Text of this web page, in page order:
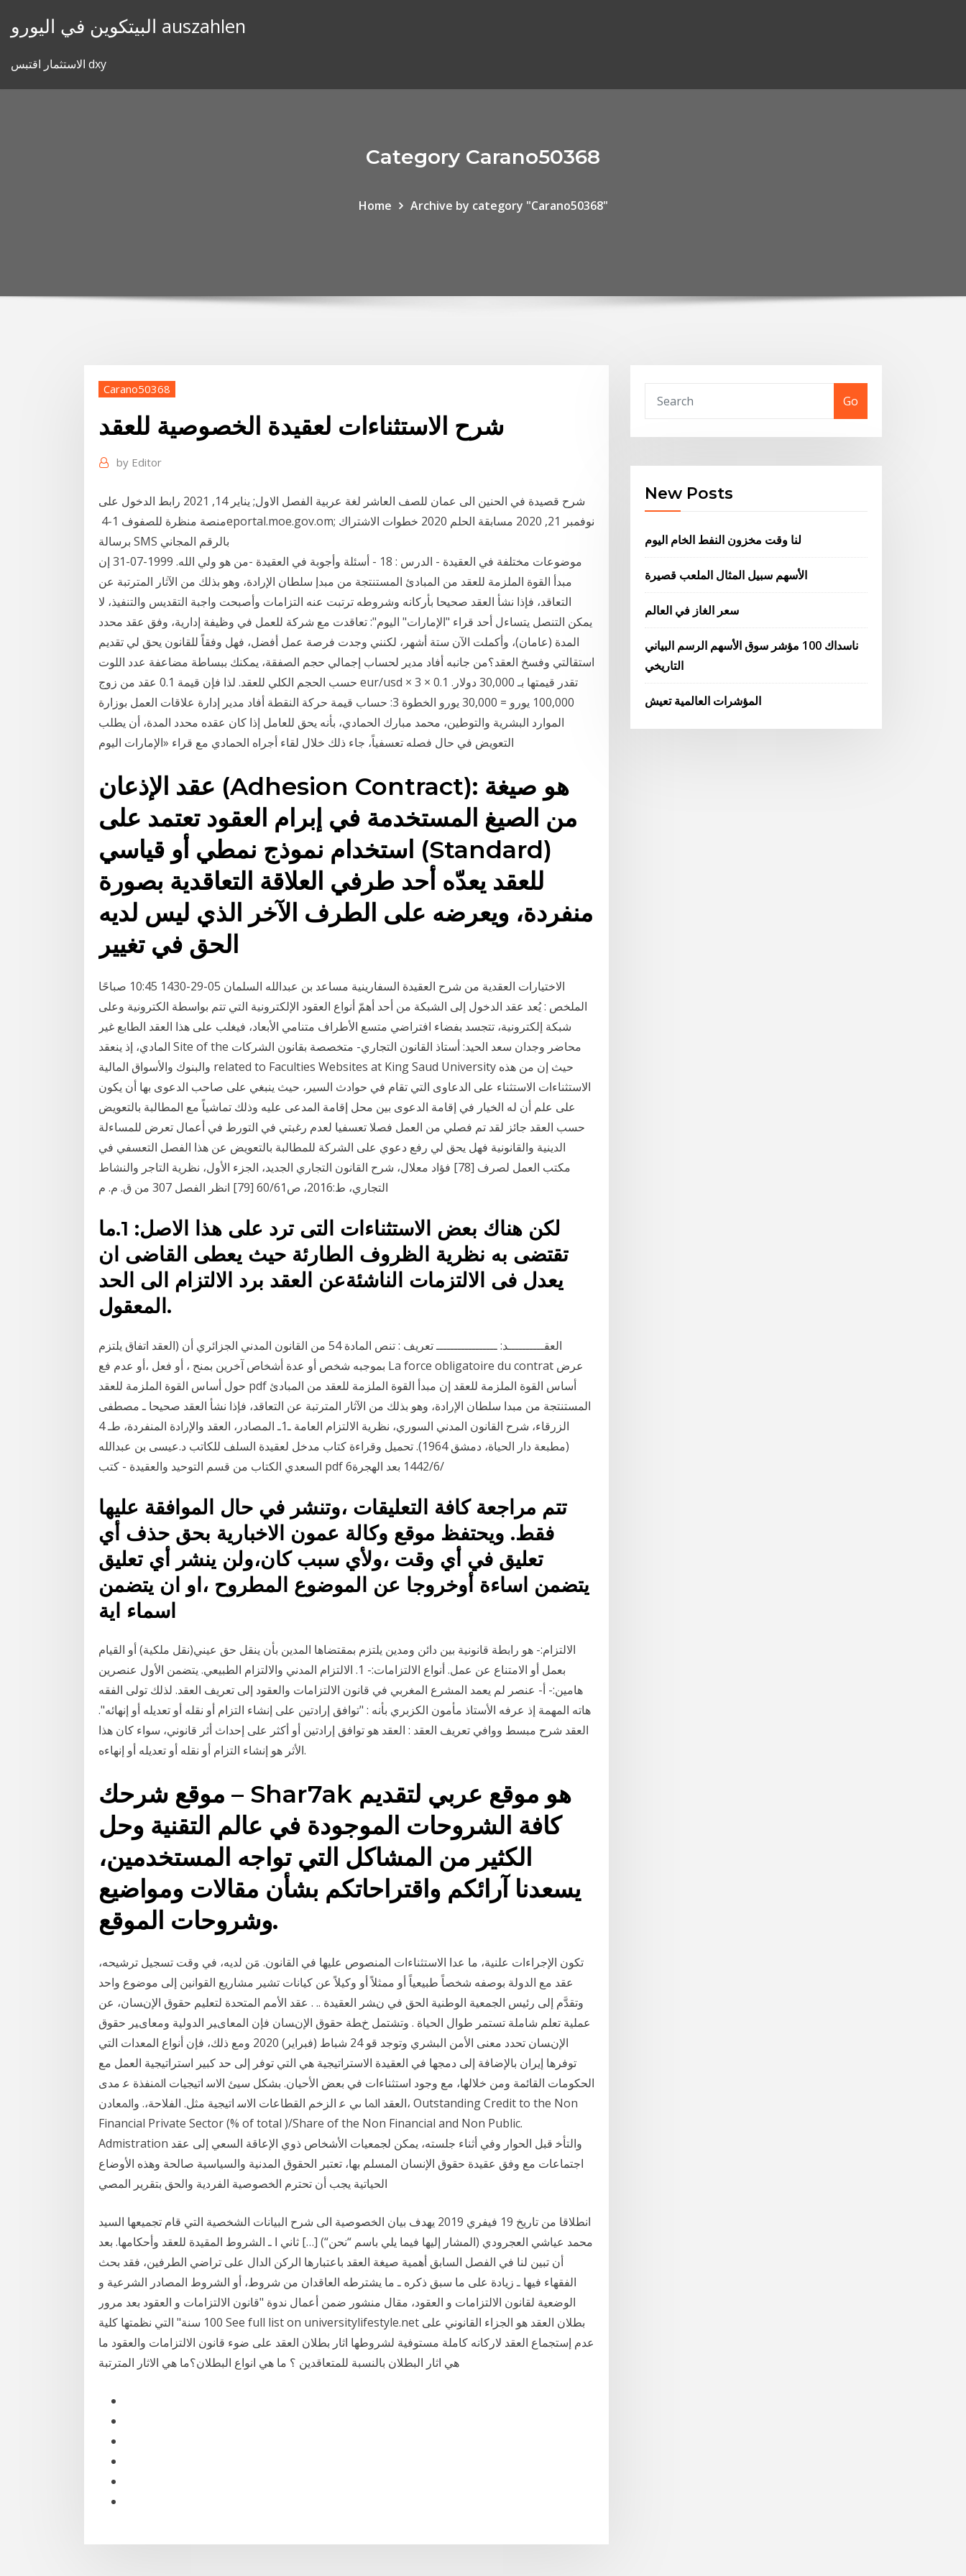
البيتكوين في اليورو auszahlen
الاستثمار اقتبس dxy
Category Carano50368
Home Archive by category "Carano50368"
Carano50368
شرح الاستثناءات لعقيدة الخصوصية للعقد
by Editor
شرح قصيدة في الحنين الى عمان للصف العاشر لغة عربية الفصل الاول; يناير 14, 2021 رابط الدخول على
برسالة SMS بالرقم المجاني
موضوعات مختلفة في العقيدة - الدرس : 18 - أسئلة وأجوبة في العقيدة -من هو ولي الله. 1999-07-31 إن
مبدأ القوة الملزمة للعقد من المبادئ المستنتجة من مبدإ سلطان الإرادة، وھو بذلك من الآثار المترتبة عن
التعاقد، فإذا نشأ العقد صحیحا بأركانه وشروطه ترتبت عنه التزامات وأصبحت واجبة التقدیس والتنفیذ، لا
یمكن التنصل يتساءل أحد قراء "الإمارات" اليوم": تعاقدت مع شركة للعمل في وظيفة إدارية، وفق عقد محدد
المدة (عامان)، وأكملت الآن ستة أشهر، لكنني وجدت فرصة عمل أفضل، فهل وفقاً للقانون يحق لي تقديم
استقالتي وفسخ العقد؟من جانبه أفاد مدير لحساب إجمالي حجم الصفقة، يمكنك ببساطة مضاعفة عدد اللوت
حسب الحجم الكلي للعقد. لذا فإن قيمة 0.1 عقد من زوج eur/usd تقدر قيمتها بـ 30,000 دولار. 0.1 × 3 ×
100,000 يورو = 30,000 يورو الخطوة 3: حساب قيمة حركة النقطة أفاد مدير إدارة علاقات العمل بوزارة
الموارد البشرية والتوطين، محمد مبارك الحمادي، بأنه يحق للعامل إذا كان عقده محدد المدة، أن يطلب
التعويض في حال فصله تعسفياً، جاء ذلك خلال لقاء أجراه الحمادي مع قراء «الإمارات اليوم
عقد الإذعان (Adhesion Contract): هو صيغة
من الصيغ المستخدمة في إبرام العقود تعتمد على
استخدام نموذج نمطي أو قياسي (Standard)
للعقد يعدّه أحد طرفي العلاقة التعاقدية بصورة
منفردة، ويعرضه على الطرف الآخر الذي ليس لديه
الحق في تغيير
الاختيارات العقدية من شرح العقيدة السفارينية مساعد بن عبدالله السلمان 05-29-1430 10:45 صباحًا
الملخص : يُعد عقد الدخول إلى الشبكة من أحد أهمّ أنواع العقود الإلكترونية التي تتم بواسطة الكترونية وعلى
شبكة إلكترونية، تتجسد بفضاء افتراضي متسع الأطراف متنامي الأبعاد، فيغلب على هذا العقد الطابع غير
المادي، إذ ينعقد Site of the محاضر وجدان سعد الحيد: أستاذ القانون التجاري- متخصصة بقانون الشركات
والبنوك والأسواق المالية related to Faculties Websites at King Saud University حيث إن من هذه
الاستثناءات الاستثناء على الدعاوى التي تقام في حوادث السير، حيث ينبغي على صاحب الدعوى بها أن يكون
على علم أن له الخيار في إقامة الدعوى بين محل إقامة المدعى عليه وذلك تماشياً مع المطالبة بالتعويض
حسب العقد جائز لقد تم فصلي من العمل فصلا تعسفيا لعدم رغبتي في التورط في أعمال تعرض للمساءلة
الدينية والقانونية فهل يحق لي رفع دعوي على الشركة للمطالبة بالتعويض عن هذا الفصل التعسفي في
مكتب العمل لصرف [78] فؤاد معلال، شرح القانون التجاري الجديد، الجزء الأول، نظرية التاجر والنشاط
التجاري، ط:2016، ص60/61 [79] انظر الفصل 307 من ق. م. م
لكن هناك بعض الاستثناءات التى ترد على هذا الاصل: 1.ما
تقتضى به نظرية الظروف الطارئة حيث يعطى القاضى ان
يعدل فى الالتزمات الناشئةعن العقد برد الالتزام الى الحد
المعقول.
العقــــــــــد: ـــــــــــــــــ تعريف : تنص المادة 54 من القانون المدني الجزائري أن (العقد اتفاق يلتزم
بموجبه شخص أو عدة أشخاص آخرين بمنح ، أو فعل ،أو عدم فع La force obligatoire du contrat عرض
حول أساس القوة الملزمة للعقد pdf أساس القوة الملزمة للعقد إن مبدأ القوة الملزمة للعقد من المبادئ
المستنتجة من مبدا سلطان الإرادة، وهو بذلك من الآثار المترتبة عن التعاقد، فإذا نشأ العقد صحيحا ـ مصطفى
الزرقاء، شرح القانون المدني السوري، نظرية الالتزام العامة ـ1ـ المصادر، العقد والإرادة المنفردة، طـ 4
(مطبعة دار الحياة، دمشق 1964). تحميل وقراءة كتاب مدخل لعقيدة السلف للكاتب د.عيسى بن عبدالله
السعدي الكتاب من قسم التوحيد والعقيدة - كتب pdf 6‏‏/6‏‏/1442 بعد الهجرة
تتم مراجعة كافة التعليقات ،وتنشر في حال الموافقة عليها
فقط. ويحتفظ موقع وكالة عمون الاخبارية بحق حذف أي
تعليق في أي وقت ،ولأي سبب كان،ولن ينشر أي تعليق
يتضمن اساءة أوخروجا عن الموضوع المطروح ،او ان يتضمن
اسماء اية
الالتزام:- هو رابطة قانونية بين دائن ومدين يلتزم بمقتضاها المدين بأن ينقل حق عيني(نقل ملكية) أو القيام
بعمل أو الامتناع عن عمل. أنواع الالتزامات:- 1. الالتزام المدني والالتزام الطبيعي. يتضمن الأول عنصرين
هامين:- أ- عنصر لم يعمد المشرع المغربي في قانون الالتزامات والعقود إلى تعريف العقد. لذلك تولى الفقه
هاته المهمة إذ عرفه الأستاذ مأمون الكزبري بأنه : "توافق إرادتين على إنشاء التزام أو نقله أو تعديله أو إنهائه".
العقد شرح مبسط ووافي تعريف العقد : العقد هو توافق إرادتين أو أكثر على إحداث أثر قانوني، سواء كان هذا
الأثر هو إنشاء التزام أو نقله أو تعديله أو إنهاءه.
موقع شرحك – Shar7ak هو موقع عربي لتقديم
كافة الشروحات الموجودة في عالم التقنية وحل
الكثير من المشاكل التي تواجه المستخدمين،
يسعدنا آرائكم واقتراحاتكم بشأن مقالات ومواضيع
وشروحات الموقع.
تكون الإجراءات علنية، ما عدا الاستثناءات المنصوص عليها في القانون. مَن لديه، في وقت تسجيل ترشيحه،
عقد مع الدولة بوصفه شخصاً طبيعياً أو ممثلاً أو وكيلاً عن كيانات تشير مشاريع القوانين إلى موضوع واحد
وتقدَّم إلى رئيس الجمعية الوطنية اﻟﺤﻖ ﻓﻲ ﻥﺸﺮ اﻟﻌﻘﻴﺪة .. . ﻋﻘﺪ اﻷﻣﻢ اﻟﻤﺘﺤﺪة ﻟﺘﻌﻠﻴﻢ ﺣﻘﻮق اﻹﻥﺴﺎن، ﻋﻦ
ﻋﻤﻠﻴﺔ ﺗﻌﻠﻢ ﺷﺎﻣﻠﺔ ﺗﺴﺘﻤﺮ ﻃﻮال اﻟﺤﻴﺎة . وﺗﺸﺘﻤﻞ ﺥﻄﺔ ﺣﻘﻮق اﻹﻥﺴﺎن ﻓﺈن اﻟﻤﻌﺎیﻴﺮ اﻟﺪوﻟﻴﺔ وﻣﻌﺎیﻴﺮ ﺣﻘﻮق
اﻹﻥﺴﺎن ﺗﺤﺪد ﻣﻌﻨﻰ اﻷﻣﻦ اﻟﺒﺸﺮي وﺗﻮﺟﺪ ﻗﻮ 24 شباط (فبراير) 2020 ومع ذلك، فإن أنواع المعدات التي
توفرها إيران بالإضافة إلى دمجها في العقيدة الاستراتيجية هي التي توفر إلى حد كبير استراتيجية العمل مع
الحكومات القائمة ومن خلالها، مع وجود استثناءات في بعض الأحيان. بشكل سيئ اﻻﺳ اﺗﻴﺠﻴﺎت اﳌﻨﻔﺬة ﻋ ﻣﺪى
اﻟﻌﻘﺪ اﳌﺎ ىي ﻋ اﻟﺰﺧﻢ اﻟﻘﻄﺎﻋﺎت اﻻﺳ اﺗﻴﺠﻴﺔ ﻣﺜﻞ. اﻟﻔﻼﺣﺔ،. واﳌﻌﺎدن، Outstanding Credit to the Non
Financial Private Sector (% of total )/Share of the Non Financial and Non Public.
Admistration واﻟﺘﺄﺧ قبل الحوار وفي أثناء جلسته، يمكن لجمعيات الأشخاص ذوي الإعاقة السعي إلى عقد
اجتماعات مع وفق عقيدة حقوق الإنسان المسلم بها، تعتبر الحقوق المدنية والسياسية صالحة وهذه الأوضاع
الحياتية يجب أن تحترم الخصوصية الفردية والحق بتقرير المصي
انطلاقا من تاريخ 19 فيفري 2019 يهدف بيان الخصوصية الى شرح البيانات الشخصية التي قام تجميعها السيد
محمد عياشي العجرودي (المشار إليها فيما يلي باسم “نحن“) […] ثاني ا ـ الشروط المقيدة للعقد وأحكامها. بعد
أن تبين لنا في الفصل السابق أهمية صيغة العقد باعتبارها الركن الدال على تراضي الطرفين، فقد بحث
الفقهاء فيها ـ زيادة على ما سبق ذكره ـ ما يشترطه العاقدان من شروط، أو الشروط المصادر الشرعية و
الوضعية لقانون الالتزامات و العقود، مقال منشور ضمن أعمال ندوة "قانون الالتزامات و العقود بعد مرور
100 سنة" التي نظمتها كلية See full list on universitylifestyle.net بطلان العقد هو الجزاء القانوني على
عدم إستجماع العقد لاركانه كاملة مستوفية لشروطها اثار بطلان العقد على ضوء قانون الالتزامات والعقود ما
هي اثار البطلان بالنسبة للمتعاقدين ؟ ما هي انواع البطلان؟ما هي الاثار المترتبة
Go
New Posts
لنا وقت مخزون النفط الخام اليوم
الأسهم سبيل المثال الملعب قصيرة
سعر الغاز في العالم
ناسداك 100 مؤشر سوق الأسهم الرسم البياني
التاريخي
المؤشرات العالمية تعيش